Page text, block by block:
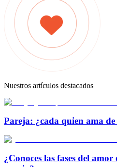
Nuestros artículos destacados
Pareja: ¿cada quien ama
¿Conoces las fases del